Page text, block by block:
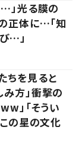
」光る膜の
正体に…「知
…」
ちを見ると
方」衝撃の
」「そうい
この星の文化